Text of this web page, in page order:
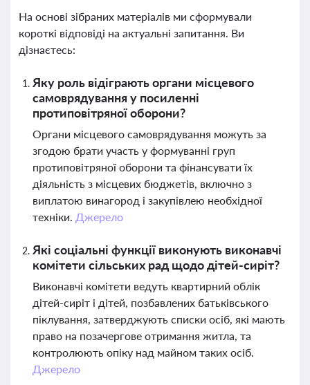
На основі зібраних матеріалів ми сформували
короткі відповіді на актуальні запитання. Ви
дізнаєтесь:
Яку роль відіграють органи місцевого
самоврядування у посиленні
протиповітряної оборони?
Органи місцевого самоврядування можуть за
згодою брати участь у формуванні груп
протиповітряної оборони та фінансувати їх
діяльність з місцевих бюджетів, включно з
виплатою винагород і закупівлею необхідної
техніки. Джерело
Які соціальні функції виконують виконавчі
комітети сільських рад щодо дітей-сиріт?
Виконавчі комітети ведуть квартирний облік
дітей-сиріт і дітей, позбавлених батьківського
піклування, затверджують списки осіб, які мають
право на позачергове отримання житла, та
контролюють опіку над майном таких осіб.
Джерело